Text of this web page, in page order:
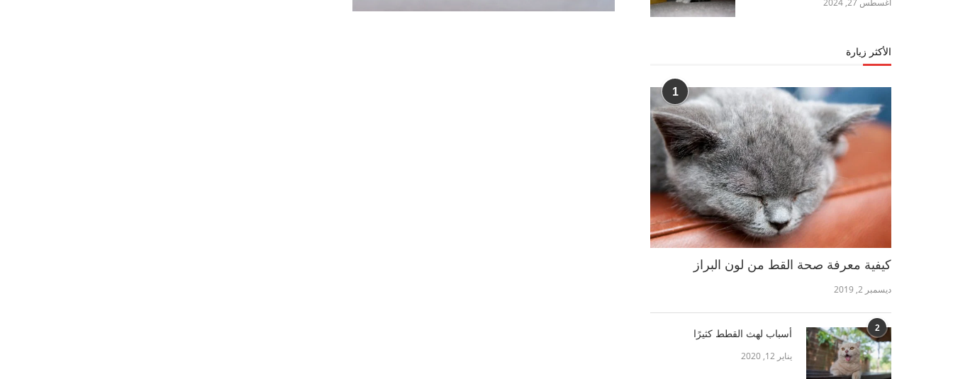
أغسطس 27, 2024
الأكثر زيارة
1
كيفية معرفة صحة القط من لون البراز
ديسمبر 2, 2019
2 أسباب لهث القطط كثيرًا
يناير 12, 2020